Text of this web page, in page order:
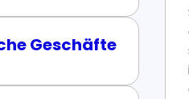
Geschäfte